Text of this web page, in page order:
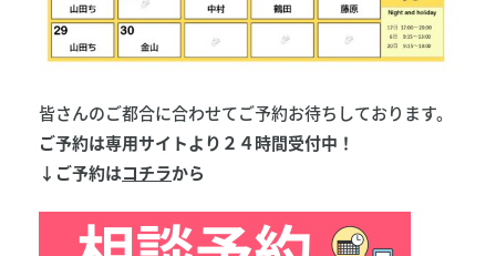
皆さんのご都合に合わせてご予約お待ちしております。
ご予約は専用サイトより２４時間受付中！
↓ご予約はコチラから